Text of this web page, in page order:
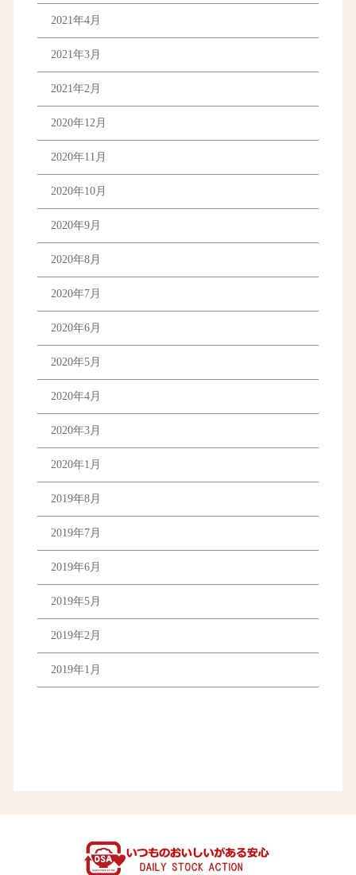
2021年4月
2021年3月
2021年2月
2020年12月
2020年11月
2020年10月
2020年9月
2020年8月
2020年7月
2020年6月
2020年5月
2020年4月
2020年3月
2020年1月
2019年8月
2019年7月
2019年6月
2019年5月
2019年2月
2019年1月